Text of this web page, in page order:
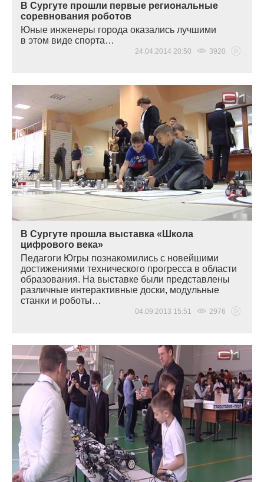
В Сургуте прошли первые региональные
соревнования роботов
Юные инженеры города оказались лучшими
в этом виде спорта…
24.04.2014 20:50 3920
В Сургуте прошла выставка «Школа
цифрового века»
Педагоги Югры познакомились с новейшими
достижениями технического прогресса в области
образования. На выставке были представлены
различные интерактивные доски, модульные
станки и роботы…
04.09.2013 15:51 2976